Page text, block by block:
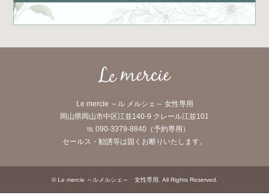
Le mercie ～ル メルシェ～ 女性専用
岡山県岡山市中区江並140-9 クレール江並101
℡ 090-3379-8840（予約専用）
セールス・勧誘等は固くお断りいたします。
©Le mercie ～ルメルシェ～ 女性専用 . All Rights Reserved.